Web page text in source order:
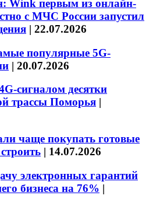
Wink первым из онлайн-
с МЧС России запустил
| 22.07.2026
популярные 5G-
| 20.07.2026
сигналом десятки
трассы Поморья |
чаще покупать готовые
| 14.07.2026
электронных гарантий
бизнеса на 76% |